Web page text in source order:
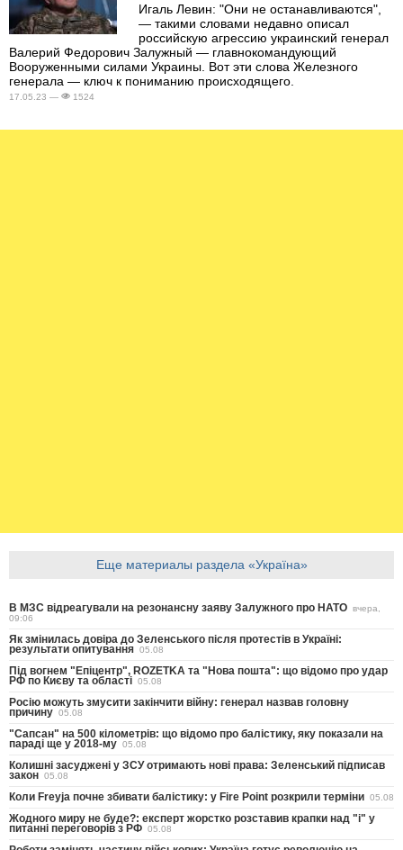
Игаль Левин: "Они не останавливаются",
— такими словами недавно описал
российскую агрессию украинский генерал
Валерий Федорович Залужный — главнокомандующий
Вооруженными силами Украины. Вот эти слова Железного
генерала — ключ к пониманию происходящего.
17.05.23 — 1524
Еще материалы раздела «Україна»
В МЗС відреагували на резонансну заяву Залужного про НАТО вчера,
09:06
Як змінилась довіра до Зеленського після протестів в Україні:
результати опитування 05.08
Під вогнем "Епіцентр", ROZETKA та "Нова пошта": що відомо про удар
РФ по Києву та області 05.08
Росію можуть змусити закінчити війну: генерал назвав головну
причину 05.08
"Сапсан" на 500 кілометрів: що відомо про балістику, яку показали на
параді ще у 2018-му 05.08
Колишні засуджені у ЗСУ отримають нові права: Зеленський підписав
закон 05.08
Коли Freyja почне збивати балістику: у Fire Point розкрили терміни 05.08
Жодного миру не буде?: експерт жорстко розставив крапки над "і" у
питанні переговорів з РФ 05.08